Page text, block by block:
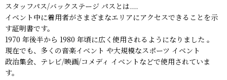
スタッフパス/バックステージ パスとは....
イベント中に着用者がさまざまなエリアにアクセスできることを示
す証明書です。
1970 年後半から 1980 年頃に広く使用されるようになりました 。
現在でも、多くの音楽イベント や大規模なスポーツ イベント
政治集会、テレビ/映画/コメディ イベントなどで使用されていま
す。